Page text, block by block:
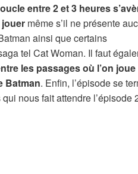
entre 2 et 3 heures
même s’il ne présente
ainsi que certains
tel Cat Woman. Il faut
les passages où l’on joue
Batman. Enfin, l’épisode se
nous fait attendre l’épisode